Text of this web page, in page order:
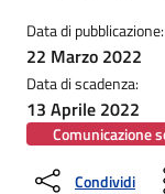
Data di pubblicazione:
22 Marzo 2022
Data di scadenza:
13 Aprile 2022
Comunicazione
Condividi